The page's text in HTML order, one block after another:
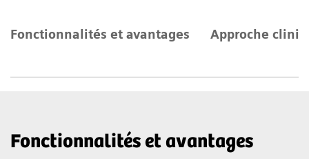
Fonctionnalités et avantages Approche
Fonctionnalités et avantages